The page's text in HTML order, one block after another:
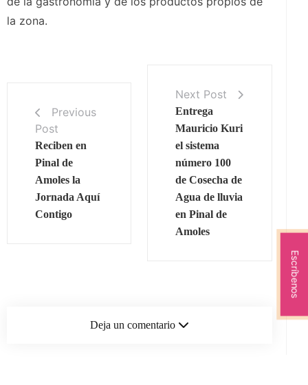
la zona.
Previous
Post
Reciben en
Pinal de
Amoles la
Jornada Aquí
Contigo
Next Post
Entrega
Mauricio Kuri
el sistema
número 100
de Cosecha de
Agua de lluvia
en Pinal de
Amoles
Deja un comentario
Escríbenos